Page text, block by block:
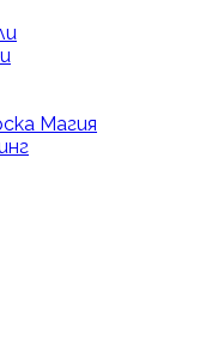
Магия